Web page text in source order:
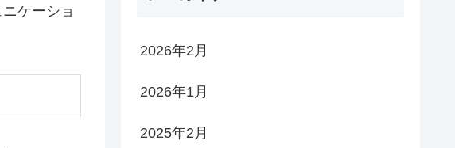
ケーショ
2026年2月
2026年1月
2025年2月